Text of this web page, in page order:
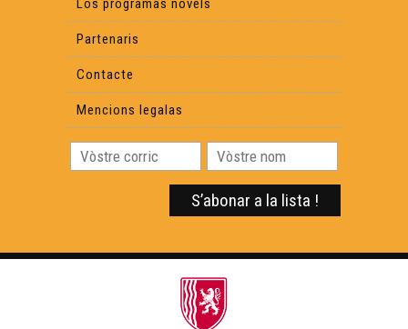
Los programas novels
Partenaris
Contacte
Mencions legalas